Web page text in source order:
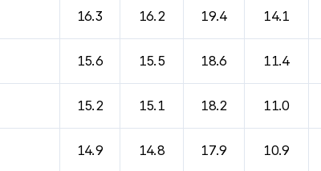
16.3 16.2 19.4 14.1
15.6 15.5 18.6 11.4
15.2 15.1 18.2 11.0
14.9 14.8 17.9 10.9